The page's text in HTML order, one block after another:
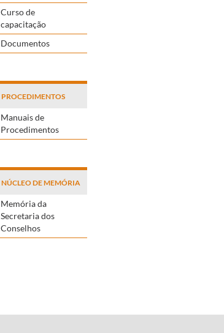
Curso de
capacitação
Documentos
PROCEDIMENTOS
Manuais de
Procedimentos
NÚCLEO DE MEMÓRIA
Memória da
Secretaria dos
Conselhos